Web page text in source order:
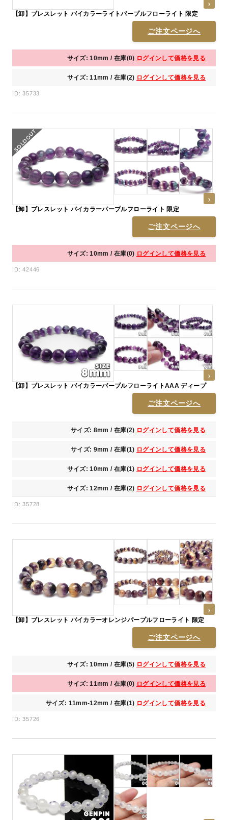
【卸】ブレスレット バイカラーライトパープルフローライト 限定
ご注文ページへ
サイズ: 10mm / 在庫(0) ログインして価格を見る
サイズ: 11mm / 在庫(2) ログインして価格を見る
ID: 35733
【卸】ブレスレット バイカラーパープルフローライト 限定
ご注文ページへ
サイズ: 10mm / 在庫(0) ログインして価格を見る
ID: 42446
【卸】ブレスレット バイカラーパープルフローライトAAA ディープ
ご注文ページへ
サイズ: 8mm / 在庫(2) ログインして価格を見る
サイズ: 9mm / 在庫(1) ログインして価格を見る
サイズ: 10mm / 在庫(1) ログインして価格を見る
サイズ: 12mm / 在庫(2) ログインして価格を見る
ID: 35728
【卸】ブレスレット バイカラーオレンジパープルフローライト 限定
ご注文ページへ
サイズ: 10mm / 在庫(5) ログインして価格を見る
サイズ: 11mm / 在庫(0) ログインして価格を見る
サイズ: 11mm-12mm / 在庫(1) ログインして価格を見る
ID: 35726